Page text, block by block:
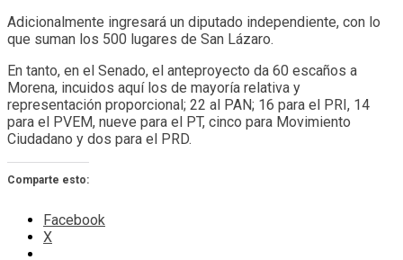
Adicionalmente ingresará un diputado independiente, con lo
que suman los 500 lugares de San Lázaro.
En tanto, en el Senado, el anteproyecto da 60 escaños a
Morena, incuidos aquí los de mayoría relativa y
representación proporcional; 22 al PAN; 16 para el PRI, 14
para el PVEM, nueve para el PT, cinco para Movimiento
Ciudadano y dos para el PRD.
Comparte esto:
Facebook
X